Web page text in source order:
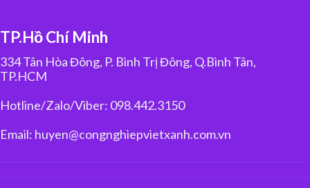
TP.Hồ Chí Minh
334 Tân Hòa Đông, P. Bình Trị Đông, Q.Bình Tân,
TP.HCM
Hotline/Zalo/Viber: 098.442.3150
Email: huyen@congnghiepvietxanh.com.vn